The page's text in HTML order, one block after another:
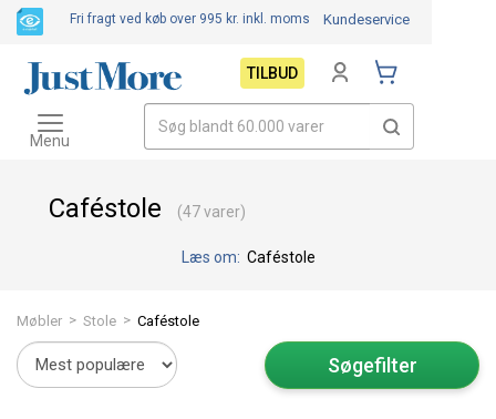
Caféstole (47 varer)
Læs om: Caféstole
Møbler > Stole > Caféstole
Søgefilter
Fri fragt ved køb over 995 kr. inkl. moms Kundeservice
TILBUD
Toggle
navigation
Menu